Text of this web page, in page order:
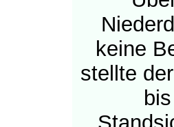
keine
stellte